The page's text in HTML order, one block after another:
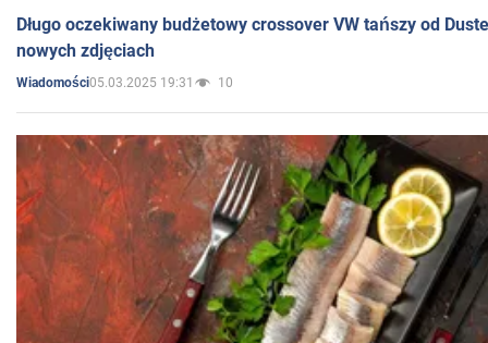
Długo oczekiwany budżetowy crossover VW tańszy od
nowych zdjęciach
Wiadomości05.03.2025 19:31 10